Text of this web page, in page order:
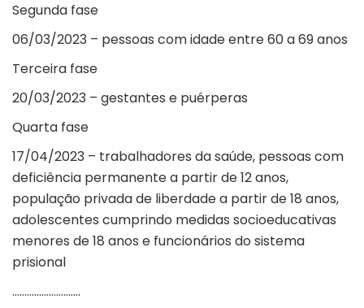
Segunda fase
06/03/2023 – pessoas com idade entre 60 a 69 anos
Terceira fase
20/03/2023 – gestantes e puérperas
Quarta fase
17/04/2023 – trabalhadores da saúde, pessoas com
deficiência permanente a partir de 12 anos,
população privada de liberdade a partir de 18 anos,
adolescentes cumprindo medidas socioeducativas
menores de 18 anos e funcionários do sistema
prisional
……………………….